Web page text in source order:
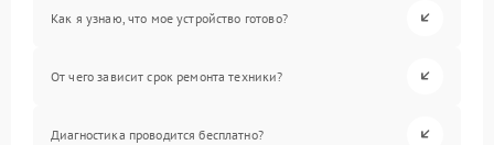
Как я узнаю, что мое устройство готово?
От чего зависит срок ремонта техники?
Диагностика проводится бесплатно?